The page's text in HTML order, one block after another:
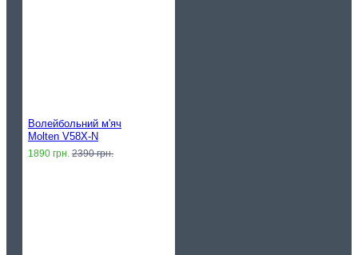
Волейбольний м'яч
Molten V58X-N
1890 грн. 2390 грн.